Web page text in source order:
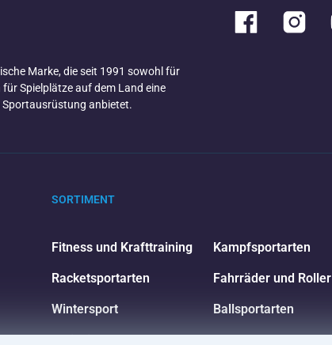
Marke, die seit 1991 sowohl für
Spielplätze auf dem Land eine
anbietet.
SORTIMENT
Fitness und Krafttraining
Racketsportarten
Wintersport
Freizeit und Unterhaltung
Kampfsportarten
Fahrräder und Roller
Ballsportarten
Wassersport